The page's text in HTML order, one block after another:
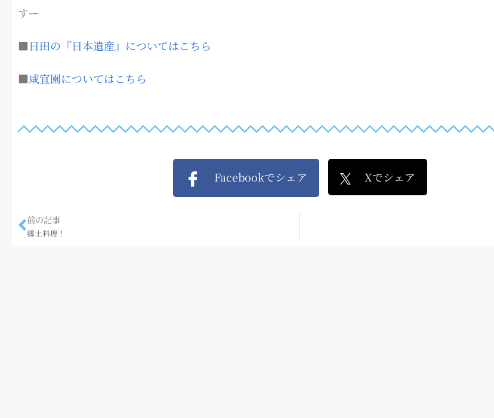
すー
■日田の『日本遺産』についてはこちら
■咸宜園についてはこちら
Facebookでシェア Xでシェア
前の記事
郷土料理！